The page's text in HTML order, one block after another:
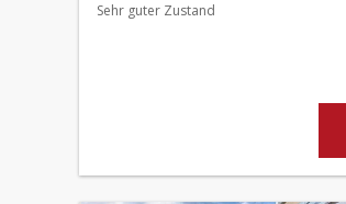
Sehr guter Zustand